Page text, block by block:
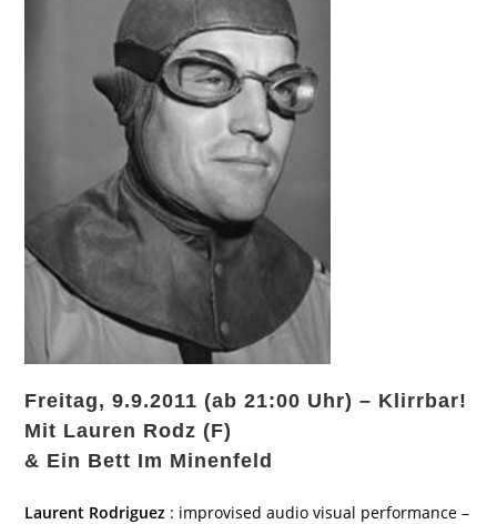
Freitag, 9.9.2011 (ab 21:00 Uhr) – Klirrbar!
Mit Lauren Rodz (F)
& Ein Bett Im Minenfeld
Laurent Rodriguez : improvised audio visual performance –